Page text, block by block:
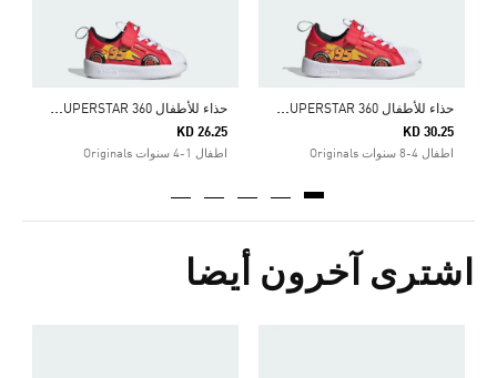
ح
ذاء للأطفال ADIDAS PIXAR CARS ADIFOM SUPERSTAR 360
KD 30.25
اطفال 4-8 سنوات Originals
ح
ذاء للأطفال ADIDAS PIXAR CARS ADIFOM SUPERSTAR 360
KD 26.25
اطفال 1-4 سنوات Originals
اشترى آخرون أيضا